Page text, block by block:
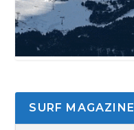
SURF MAGAZINE